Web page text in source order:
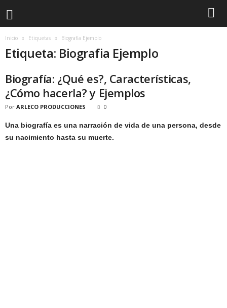
Inicio Etiquetas Biografia Ejemplo
Etiqueta: Biografia Ejemplo
Biografía: ¿Qué es?, Características,
¿Cómo hacerla? y Ejemplos
Por ARLECO PRODUCCIONES 0
Una biografía es una narración de vida de una persona, desde
su nacimiento hasta su muerte.